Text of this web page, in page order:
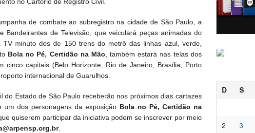
de combate ao subregistro na cidade de São Paulo, a
Bandeirantes de Televisão, que veiculará peças animadas do
minuto dos de 150 trens do metrô das linhas azul, verde,
Bola no Pé, Certidão na Mão , também estará nas telas dos
cinco capitais (Belo Horizonte, Rio de Janeiro, Brasília, Porto
internacional de Guarulhos.
do Estado de São Paulo receberão nos próximos dias cartazes
um dos personagens da exposição Bola no Pé, Certidão na
quiserem participar da iniciativa podem se inscrever por meio
.
D S
2
3